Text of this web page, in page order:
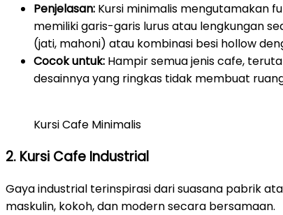
Penjelasan: Kursi minimalis mengutamakan
memiliki garis-garis lurus atau lengkungan
(jati, mahoni) atau kombinasi besi hollow
Cocok untuk: Hampir semua jenis cafe,
desainnya yang ringkas tidak membuat
Kursi Cafe Minimalis
2. Kursi Cafe Industrial
Gaya industrial terinspirasi dari suasana pabrik
maskulin, kokoh, dan modern secara bersamaan.